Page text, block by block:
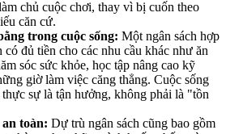
chủ cuộc chơi, thay vì bị cuốn theo
căn cứ.
trong cuộc sống: Một ngân sách hợp
có đủ tiền cho các nhu cầu khác như ăn
sóc sức khỏe, học tập nâng cao kỹ
giờ làm việc căng thẳng. Cuộc sống
sự là tận hưởng, không phải là "tồn
toàn: Dự trù ngân sách cũng bao gồm